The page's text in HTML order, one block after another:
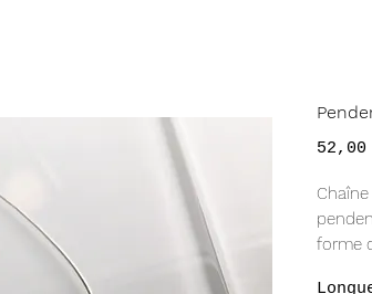
52,00
forme